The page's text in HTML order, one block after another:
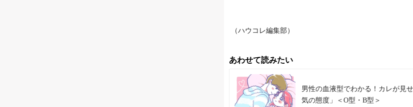
（ハウコレ編集部）
あわせて読みたい
男性の血液型でわかる！カレが見
気の態度」＜O型・B型＞